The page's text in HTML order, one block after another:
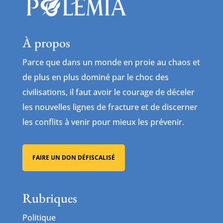
À propos
Parce que dans un monde en proie au chaos et
de plus en plus dominé par le choc des
civilisations, il faut avoir le courage de déceler
les nouvelles lignes de fracture et de discerner
les conflits à venir pour mieux les prévenir.
FAIRE UN DON DÉFISCALISÉ
Rubriques
Politique